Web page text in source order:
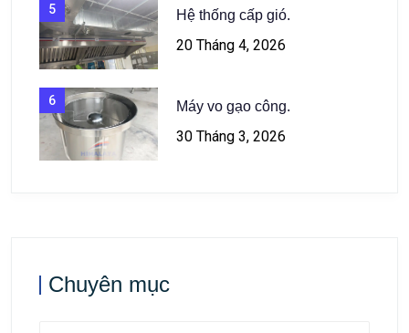
5 Hệ thống cấp gió.
20 Tháng 4, 2026
6 Máy vo gạo công.
30 Tháng 3, 2026
Chuyên mục